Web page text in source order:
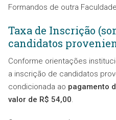
Formandos de outra
Taxa de Inscrição
candidatos
Conforme orientações
a inscrição de candidatos
condicionada ao pagamento
valor de R$ 54,00.